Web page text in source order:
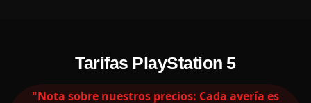
Tarifas PlayStation 5
"Nota sobre nuestros precios: Cada avería es